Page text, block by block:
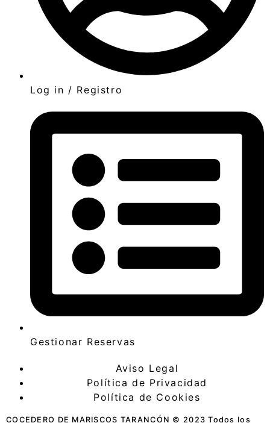
Log in / Registro
Gestionar Reservas
Aviso Legal
Política de Privacidad
Política de Cookies
COCEDERO DE MARISCOS TARANCÓN © 2023 Todos los